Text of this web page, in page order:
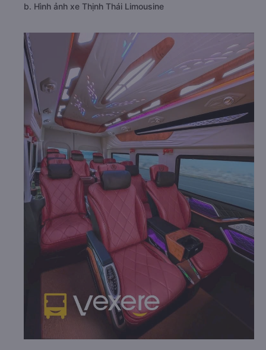
b. Hình ảnh xe Thịnh Thái Limousine